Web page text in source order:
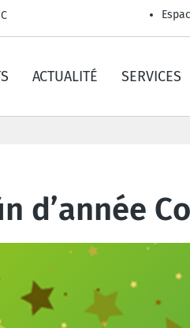
ACTUALITÉ SERVICES
d’année